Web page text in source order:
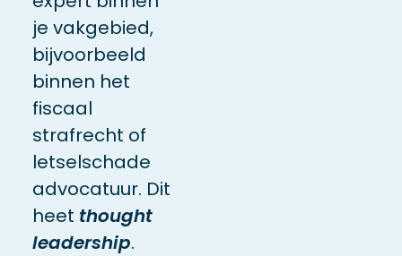
je vakgebied,
bijvoorbeeld
binnen het
fiscaal
strafrecht of
letselschade
advocatuur. Dit
heet thought
leadership.